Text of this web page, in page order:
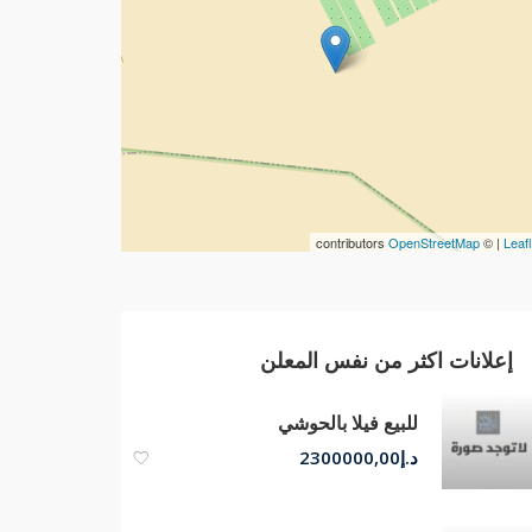
| ©
OpenStreetMap
إعلانات اكثر من نفس المعلن
للبيع فيلا بالحوشي
د.إ2300000,00